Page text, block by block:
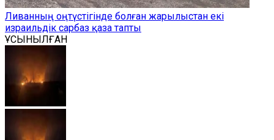
Ливанның оңтүстігінде болған жарылыстан екі
израильдік сарбаз қаза тапты
ҰСЫНЫЛҒАН